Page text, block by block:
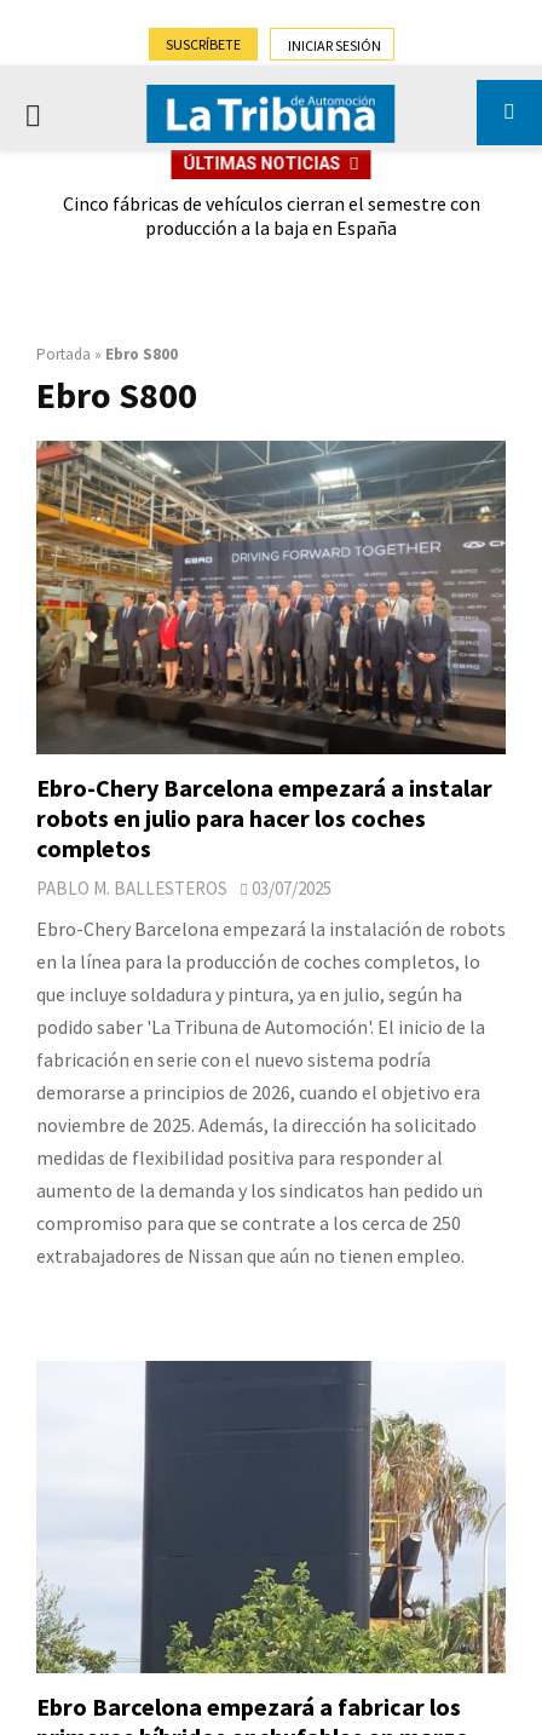
SUSCRÍBETE INICIAR SESIÓN
PRIMARY
ÚLTIMAS NOTICIAS
Cinco fábricas de vehículos cierran el semestre con
producción a la baja en España
Portada » Ebro S800
Ebro S800
Ebro-Chery Barcelona empezará a instalar
robots en julio para hacer los coches
completos
PABLO M. BALLESTEROS 03/07/2025
Ebro-Chery Barcelona empezará la instalación de robots
en la línea para la producción de coches completos, lo
que incluye soldadura y pintura, ya en julio, según ha
podido saber 'La Tribuna de Automoción'. El inicio de la
fabricación en serie con el nuevo sistema podría
demorarse a principios de 2026, cuando el objetivo era
noviembre de 2025. Además, la dirección ha solicitado
medidas de flexibilidad positiva para responder al
aumento de la demanda y los sindicatos han pedido un
compromiso para que se contrate a los cerca de 250
extrabajadores de Nissan que aún no tienen empleo.
Ebro Barcelona empezará a fabricar los